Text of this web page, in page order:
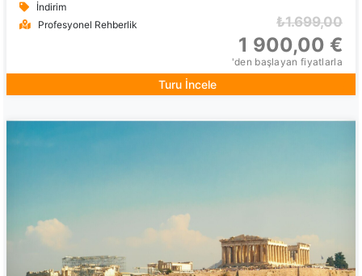
İndirim
Profesyonel Rehberlik
₺1.699,00
1 900,00 €
'den başlayan fiyatlarla
Turu İncele